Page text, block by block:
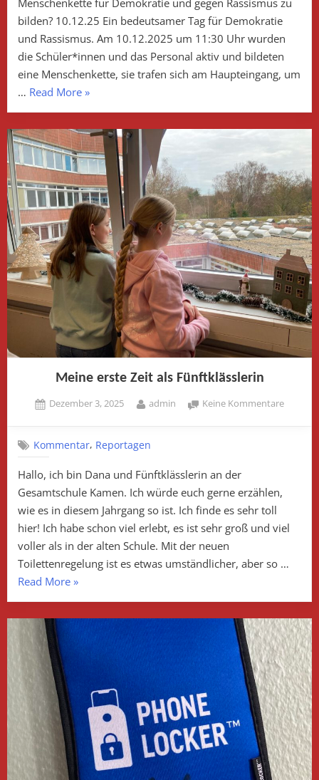
Menschenkette für Demokratie und gegen Rassismus zu
bilden? 10.12.25 Ein bedeutsamer Tag für Demokratie
und Rassismus. Am 10.12.2025 um 11:30 Uhr wurden
die Schüler*innen und das Personal aktiv und bildeten
eine Menschenkette, sie trafen sich am Haupteingang, um
… Read More„Menschenkette
für
Demokratie“
»
Meine erste Zeit als Fünftklässlerin
Posted
Dezember 3, 2025 By
admin Keine Kommentarezu
Kommentar, Reportagen
Hallo, ich bin Dana und Fünftklässlerin an der
Gesamtschule Kamen. Ich würde euch gerne erzählen,
wie es in diesem Jahrgang so ist. Ich finde es sehr toll
hier! Ich habe schon viel erlebt, es ist sehr groß und viel
voller als in der alten Schule. Mit der neuen
Toilettenregelung ist es etwas umständlicher, aber so …
Read More„Meine
erste
Zeit
als
»